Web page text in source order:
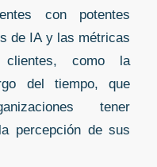
con potentes
de IA y las métricas
como la
del tiempo, que
tener
percepción de sus